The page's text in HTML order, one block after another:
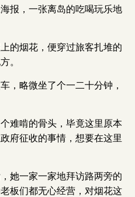
报，一张离岛的吃喝玩乐地
的烟花，便穿过旅客扎堆的
。
，略微坐了个一二十分钟，
难啃的骨头，毕竟这里原本
府征收的事情，想要在这里
她一家一家地拜访路两旁的
板们都无心经营，对烟花这